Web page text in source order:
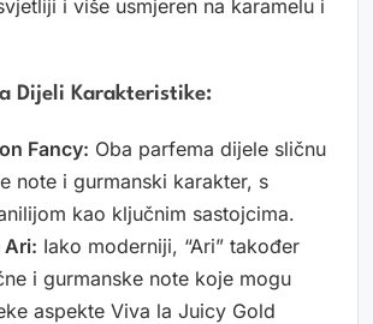
i više usmjeren na karamelu i
Dijeli Karakteristike:
Fancy: Oba parfema dijele sličnu
note i gurmanski karakter, s
kao ključnim sastojcima.
Ari: Iako moderniji, “Ari” također
i gurmanske note koje mogu
aspekte Viva la Juicy Gold